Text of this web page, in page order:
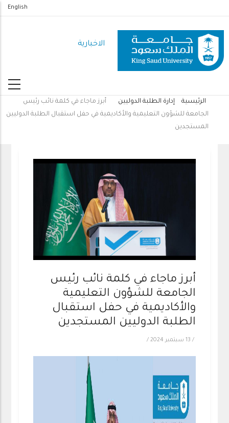
المحتوى
الرئيسي
English
الاخبارية
مسار
التنقل
الرئيسية إدارة الطلبة الدوليين
أبرز ماجاء في كلمة نائب رئيس
الجامعة للشؤون التعليمية والأكاديمية في حفل استقبال الطلبة الدوليين
المستجدين
أبرز ماجاء في كلمة نائب رئيس
الجامعة للشؤون التعليمية
والأكاديمية في حفل استقبال
الطلبة الدوليين المستجدين
/ 13 سبتمبر 2024 /